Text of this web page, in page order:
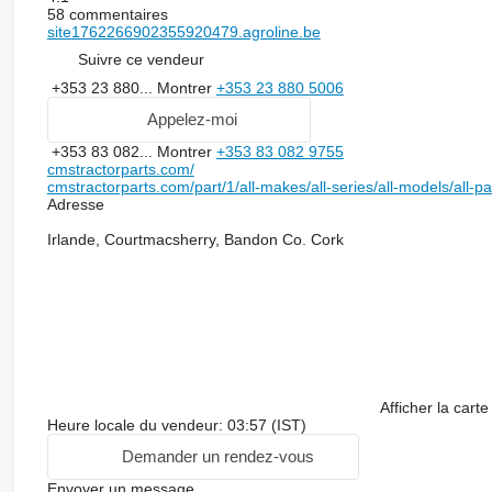
58 commentaires
site1762266902355920479.agroline.be
Suivre ce vendeur
+353 23 880... Montrer +353 23 880 5006
Appelez-moi
+353 83 082... Montrer +353 83 082 9755
cmstractorparts.com/
cmstractorparts.com/part/1/all-makes/all-series/all-models/all-
Adresse
Irlande, Courtmacsherry, Bandon Co. Cork
Afficher la carte
Heure locale du vendeur: 03:57 (IST)
Demander un rendez-vous
Envoyer un message